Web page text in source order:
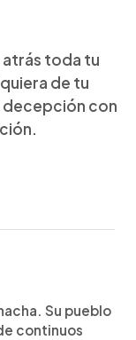
atrás toda tu
de tu
decepción con
Su pueblo
continuos